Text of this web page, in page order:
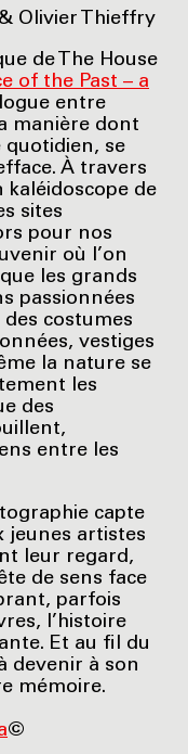
Olivier Thieffry
de The House
of the Past – a
entre
manière dont
quotidien, se
À travers
kaléidoscope de
sites
pour nos
où l’on
les grands
passionnées
costumes
vestiges
la nature se
les
des
entre les
capte
jeunes artistes
leur regard,
de sens face
parfois
l’histoire
Et au fil du
devenir à son
mémoire.
©